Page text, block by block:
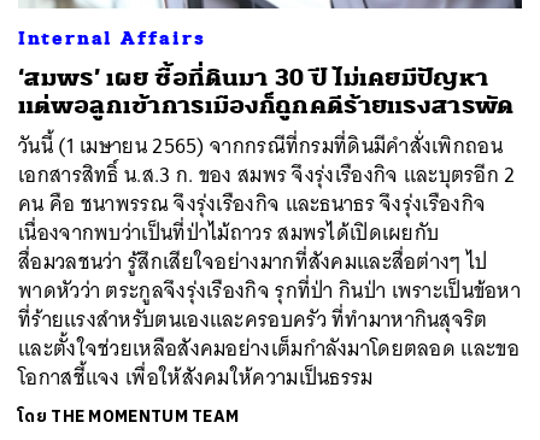
Internal Affairs
‘สมพร’ เผย ซื้อที่ดินมา 30 ปี ไม่เคยมีปัญหา
แต่พอลูกเข้าการเมืองก็ถูกคดีร้ายแรงสารพัด
วันนี้ (1 เมษายน 2565) จากกรณีที่กรมที่ดินมีคำสั่งเพิกถอน
เอกสารสิทธิ์ น.ส.3 ก. ของ สมพร จึงรุ่งเรืองกิจ และบุตรอีก 2
คน คือ ชนาพรรณ จึงรุ่งเรืองกิจ และธนาธร จึงรุ่งเรืองกิจ
เนื่องจากพบว่าเป็นที่ป่าไม้ถาวร สมพรได้เปิดเผยกับ
สื่อมวลชนว่า รู้สึกเสียใจอย่างมากที่สังคมและสื่อต่างๆ ไป
พาดหัวว่า ตระกูลจึงรุ่งเรืองกิจ รุกที่ป่า กินป่า เพราะเป็นข้อหา
ที่ร้ายแรงสำหรับตนเองและครอบครัว ที่ทำมาหากินสุจริต
และตั้งใจช่วยเหลือสังคมอย่างเต็มกำลังมาโดยตลอด และขอ
โอกาสชี้แจง เพื่อให้สังคมให้ความเป็นธรรม
โดย THE MOMENTUM TEAM
ค้นหา